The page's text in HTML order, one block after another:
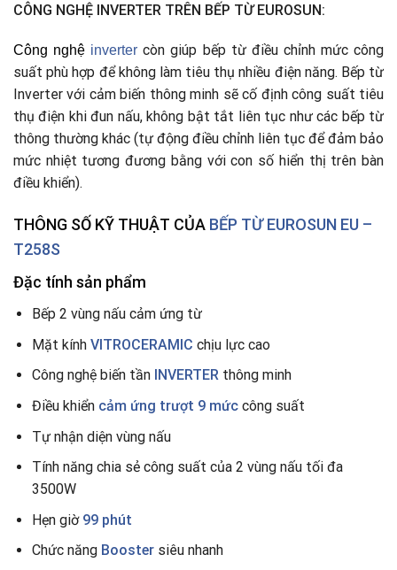
CÔNG NGHỆ INVERTER TRÊN BẾP TỪ EUROSUN:
Công nghệ inverter còn giúp bếp từ điều chỉnh mức công
suất phù hợp để không làm tiêu thụ nhiều điện năng. Bếp từ
Inverter với cảm biến thông minh sẽ cố định công suất tiêu
thụ điện khi đun nấu, không bật tắt liên tục như các bếp từ
thông thường khác (tự động điều chỉnh liên tục để đảm bảo
mức nhiệt tương đương bằng với con số hiển thị trên bàn
điều khiển).
THÔNG SỐ KỸ THUẬT CỦA BẾP TỪ EUROSUN EU –
T258S
Đặc tính sản phẩm
Bếp 2 vùng nấu cảm ứng từ
Mặt kính VITROCERAMIC chịu lực cao
Công nghệ biến tần INVERTERthông minh
Điều khiển cảm ứng trượt 9 mứccông suất
Tự nhận diện vùng nấu
Tính năng chia sẻ công suất của 2 vùng nấu tối đa
3500W
Hẹn giờ 99 phút
Chức năng Boostersiêu nhanh